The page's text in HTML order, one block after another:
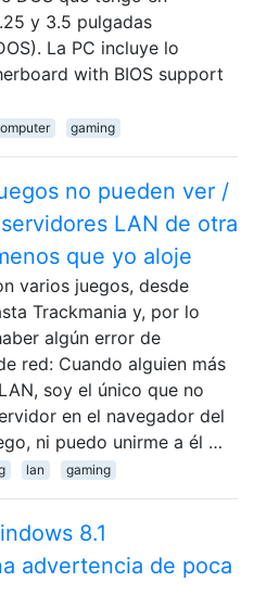
y 3.5 pulgadas
La PC incluye lo
with BIOS support
gaming
no pueden ver /
LAN de otra
que yo aloje
varios juegos, desde
Trackmania y, por lo
algún error de
red: Cuando alguien más
soy el único que no
en el navegador del
ni puedo unirme a él …
lan gaming
8.1
advertencia de poca